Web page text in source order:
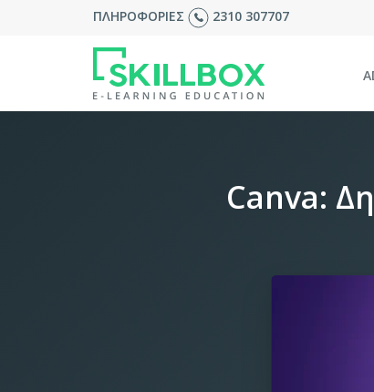
ΠΛΗΡΟΦΟΡΙΕΣ 2310 307707
Canva: